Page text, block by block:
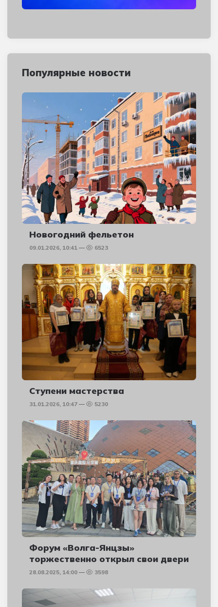
Популярные новости
Новогодний фельетон
09.01.2026, 10:41 6523
Ступени мастерства
31.01.2026, 10:47 5230
Форум «Волга-Янцзы»
торжественно открыл свои двери
28.08.2025, 14:00 3598